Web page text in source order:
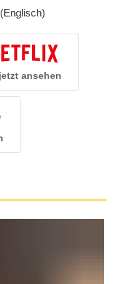
(Englisch)
jetzt ansehen